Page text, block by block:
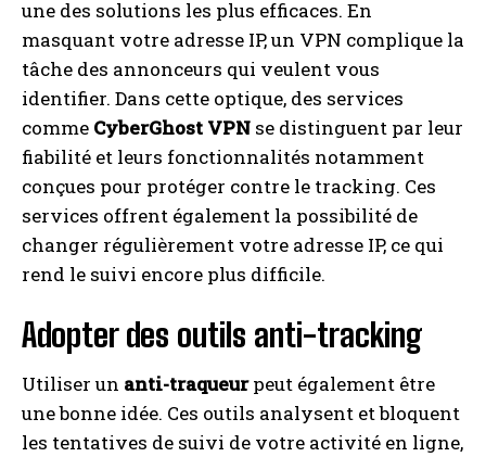
une des solutions les plus efficaces. En
masquant votre adresse IP, un VPN complique la
tâche des annonceurs qui veulent vous
identifier. Dans cette optique, des services
comme CyberGhost VPN se distinguent par leur
fiabilité et leurs fonctionnalités notamment
conçues pour protéger contre le tracking. Ces
services offrent également la possibilité de
changer régulièrement votre adresse IP, ce qui
rend le suivi encore plus difficile.
Adopter des outils anti-tracking
Utiliser un anti-traqueurpeut également être
une bonne idée. Ces outils analysent et bloquent
les tentatives de suivi de votre activité en ligne,